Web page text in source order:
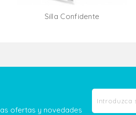
Silla Confidente
ofertas y novedades